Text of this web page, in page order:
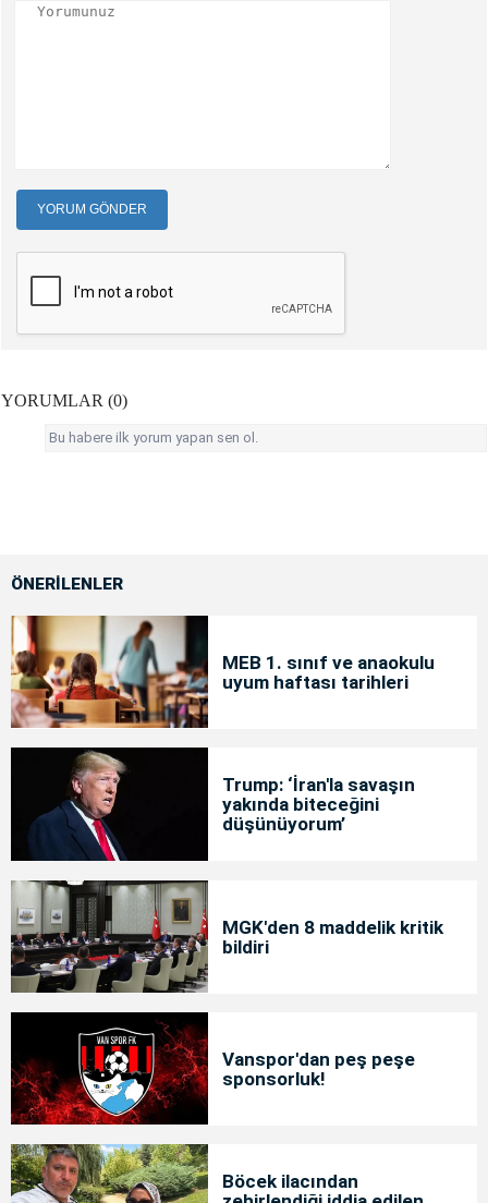
YORUM GÖNDER
YORUMLAR (0)
Bu habere ilk yorum yapan sen ol.
ÖNERİLENLER
MEB 1. sınıf ve anaokulu
uyum haftası tarihleri
Trump: ‘İran'la savaşın
yakında biteceğini
düşünüyorum’
MGK'den 8 maddelik kritik
bildiri
Vanspor'dan peş peşe
sponsorluk!
Böcek ilacından